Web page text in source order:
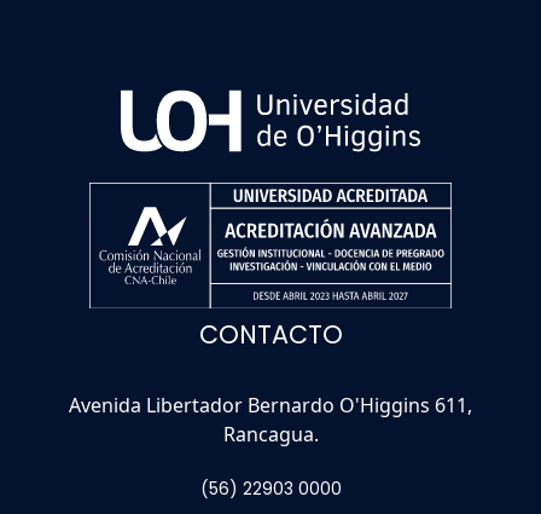
CONTACTO
Avenida Libertador Bernardo O'Higgins 611,
Rancagua.
(56) 22903 0000